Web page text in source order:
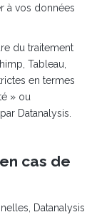
à vos données
du traitement
Tableau,
en termes
» ou
Datanalysis.
cas de
Datanalysis